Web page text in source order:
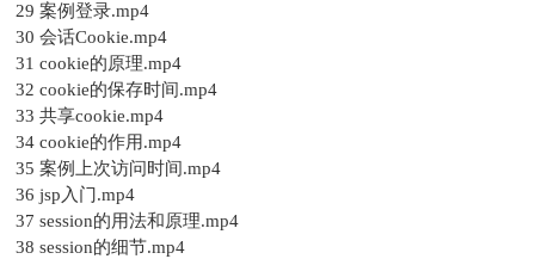
29 案例登录.mp4
30 会话Cookie.mp4
31 cookie的原理.mp4
32 cookie的保存时间.mp4
33 共享cookie.mp4
34 cookie的作用.mp4
35 案例上次访问时间.mp4
36 jsp入门.mp4
37 session的用法和原理.mp4
38 session的细节.mp4